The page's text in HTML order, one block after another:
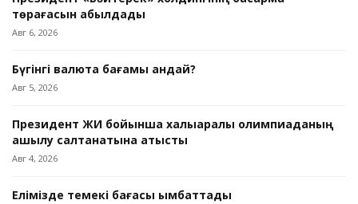
төрағасын қабылдады
Авг 6, 2026
Бүгінгі валюта бағамы қандай?
Авг 5, 2026
Президент ЖИ бойынша халықаралық олимпиаданың
ашылу салтанатына қатысты
Авг 4, 2026
Елімізде темекі бағасы қымбаттады